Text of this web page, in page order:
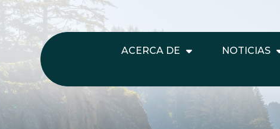
ACERCA DE NOTICIAS